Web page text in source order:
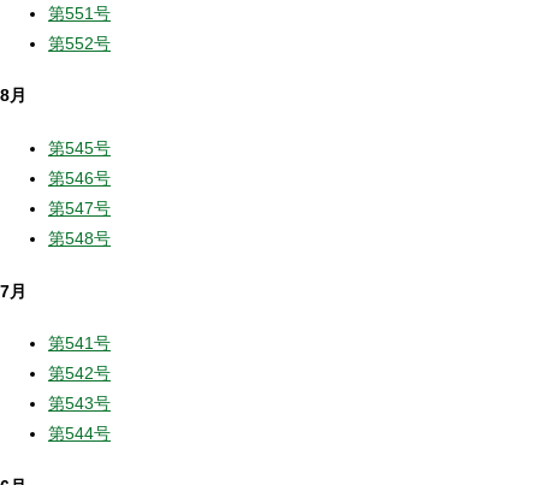
第551号
第552号
8月
第545号
第546号
第547号
第548号
7月
第541号
第542号
第543号
第544号